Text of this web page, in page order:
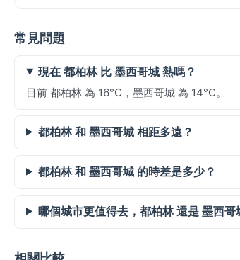
常見問題
現在 都柏林 比 墨西哥城 熱嗎？
目前 都柏林 為 16°C，墨西哥城 為 14°C。
都柏林 和 墨西哥城 相距多遠？
都柏林 和 墨西哥城 的時差是多少？
哪個城市更值得去，都柏林 還是 墨西哥